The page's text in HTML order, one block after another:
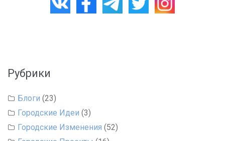
Рубрики
Блоги (23)
Городские Идеи (3)
Городские Изменения (52)